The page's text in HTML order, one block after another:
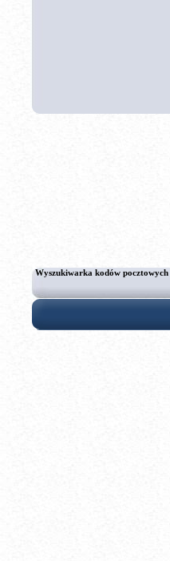
Wyszukiwarka kodów pocztowych